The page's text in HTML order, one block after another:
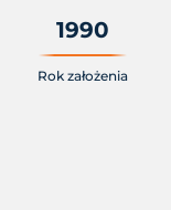
1990
Rok założenia